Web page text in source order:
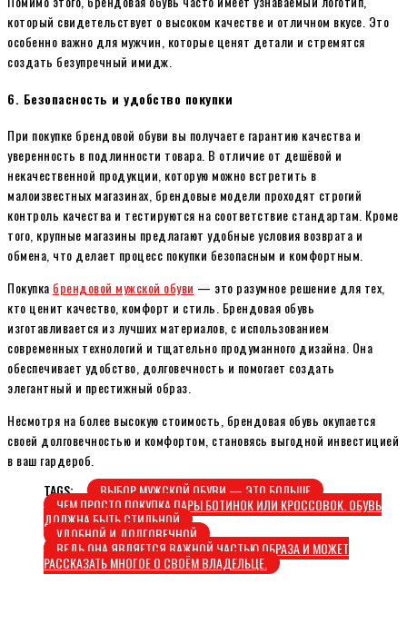
который свидетельствует о высоком качестве и отличном вкусе. Это
особенно важно для мужчин, которые ценят детали и стремятся
создать безупречный имидж.
6. Безопасность и удобство покупки
При покупке брендовой обуви вы получаете гарантию качества и
уверенность в подлинности товара. В отличие от дешёвой и
некачественной продукции, которую можно встретить в
малоизвестных магазинах, брендовые модели проходят строгий
контроль качества и тестируются на соответствие стандартам. Кроме
того, крупные магазины предлагают удобные условия возврата и
обмена, что делает процесс покупки безопасным и комфортным.
Покупка брендовой мужской обуви — это разумное решение для тех,
кто ценит качество, комфорт и стиль. Брендовая обувь
изготавливается из лучших материалов, с использованием
современных технологий и тщательно продуманного дизайна. Она
обеспечивает удобство, долговечность и помогает создать
элегантный и престижный образ.
Несмотря на более высокую стоимость, брендовая обувь окупается
своей долговечностью и комфортом, становясь выгодной инвестицией
в ваш гардероб.
TAGS:
ВЫБОР МУЖСКОЙ ОБУВИ — ЭТО БОЛЬШЕ
ЧЕМ ПРОСТО ПОКУПКА ПАРЫ БОТИНОК ИЛИ КРОССОВОК. ОБУВЬ
ДОЛЖНА БЫТЬ СТИЛЬНОЙ
УДОБНОЙ И ДОЛГОВЕЧНОЙ
ВЕДЬ ОНА ЯВЛЯЕТСЯ ВАЖНОЙ ЧАСТЬЮ ОБРАЗА И МОЖЕТ
РАССКАЗАТЬ МНОГОЕ О СВОЁМ ВЛАДЕЛЬЦЕ.